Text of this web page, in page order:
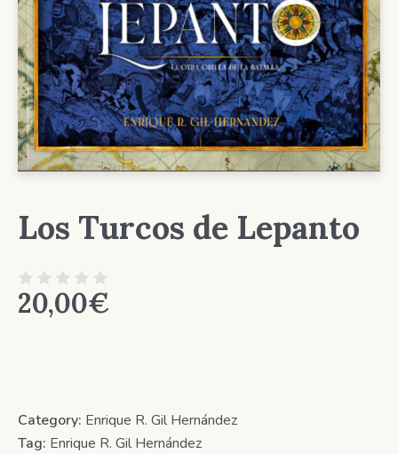
Los Turcos de Lepanto
20,00€
Category: Enrique R. Gil Hernández
Tag: Enrique R. Gil Hernández